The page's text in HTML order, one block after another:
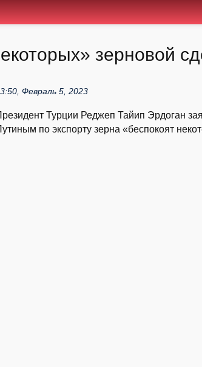
зерновой
Февраль 5, 2023
Турции Реджеп Тайип Эрдоган
по экспорту зерна «беспокоят